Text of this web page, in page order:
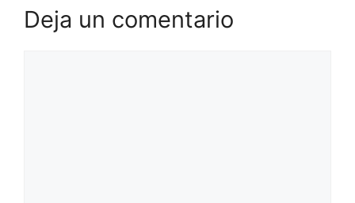
Deja un comentario